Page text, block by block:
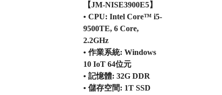
【JM-NISE3900E5】
• CPU: Intel Core™ i5-
9500TE, 6 Core,
2.2GHz
• 作業系統: Windows
10 IoT 64位元
• 記憶體: 32G DDR
• 儲存空間: 1T SSD